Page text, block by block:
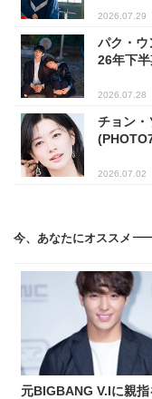
2026.07.29
パク・ウ
26年下
2026.07.28
チョン・
2026.07.02
今、あなたにオススメ
元BIGBANG V.Iに親指